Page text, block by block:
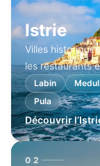
Istrie
Villes
les restaurants
Labin
Pula
Découvrir
02